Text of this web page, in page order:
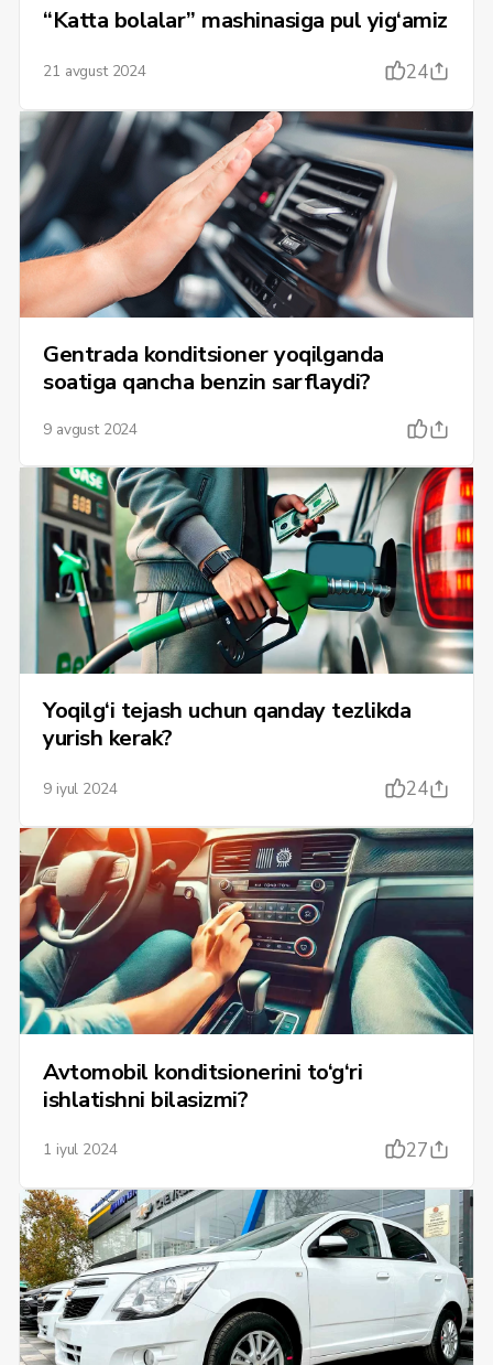
“Katta bolalar” mashinasiga pul yig‘amiz
21 avgust 2024 24
Gentrada konditsioner yoqilganda
soatiga qancha benzin sarflaydi?
9 avgust 2024
Yoqilg‘i tejash uchun qanday tezlikda
yurish kerak?
9 iyul 2024 24
Avtomobil konditsionerini to‘g‘ri
ishlatishni bilasizmi?
1 iyul 2024 27